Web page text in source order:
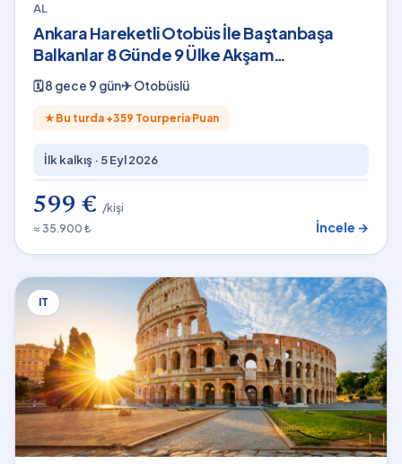
AL
Ankara Hareketli Otobüs İle Baştanbaşa
Balkanlar 8 Günde 9 Ülke Akşam
Yemekleri,Extra Turlar,Yunan Tavernası ve
Balkan Gecesi Dahil 2026
🗓8 gece 9 gün✈Otobüslü
★ Bu turda +359 Tourperia Puan
İlk kalkış · 5 Eyl 2026
599 € /kişi
≈ 35.900 ₺
İncele →
IT